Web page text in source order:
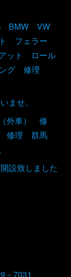
BMW VW
フェラー
ット ロール
グ 修理
ませ。
外車） 修
修理 群馬
設致しました
－7031